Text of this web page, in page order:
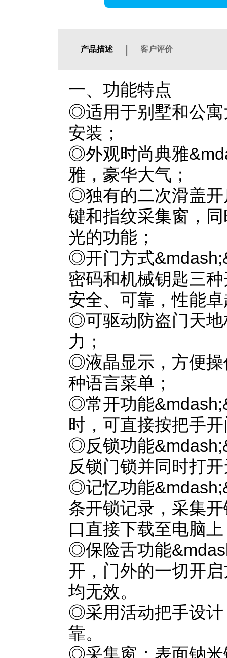
产品描述 | 客户评价
一、功能特点
◎适用于别墅和公寓
安装；
◎外观时尚典雅
雅，豪华大气；
◎独有的二次滑盖开
键和指纹采集窗，
光的功能；
◎开门方式
密码和机械钥匙三
安全、可靠，性能
◎可驱动防盗门天地
力；
◎液晶显示，方便操
种语言菜单；
◎常开功能
时，可直接按把手
◎反锁功能
反锁门锁并同时打
◎记忆功能
条开锁记录，采集
口直接下载至电脑
◎保险舌功能
开，门外的一切开
均无效。
◎采用活动把手设计
靠。
◎采集窗：表面钠米